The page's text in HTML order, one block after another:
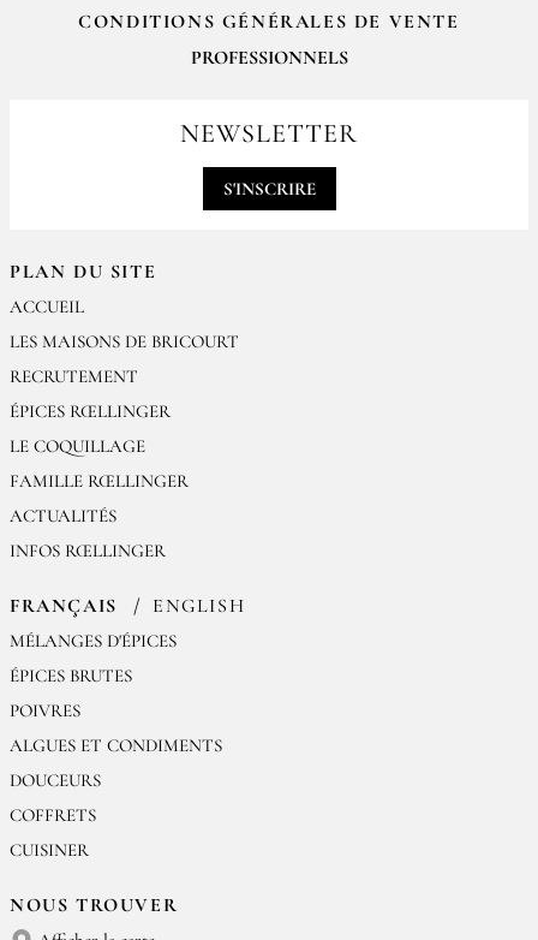
PLAN DU SITE
ACCUEIL
LES MAISONS DE BRICOURT
RECRUTEMENT
ÉPICES RŒLLINGER
LE COQUILLAGE
FAMILLE RŒLLINGER
ACTUALITÉS
INFOS RŒLLINGER
FRANÇAIS ENGLISH
MÉLANGES D'ÉPICES
ÉPICES BRUTES
POIVRES
ALGUES ET CONDIMENTS
DOUCEURS
COFFRETS
CUISINER
NOUS TROUVER
CONDITIONS GÉNÉRALES DE VENTE
PROFESSIONNELS
contact@epices-roellinger.comNEWSLETTER
S'INSCRIRE